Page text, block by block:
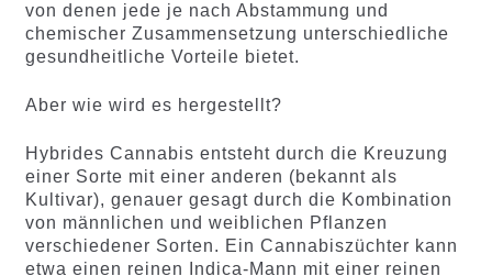
von denen jede je nach Abstammung und
chemischer Zusammensetzung unterschiedliche
gesundheitliche Vorteile bietet.
Aber wie wird es hergestellt?
Hybrides Cannabis entsteht durch die Kreuzung
einer Sorte mit einer anderen (bekannt als
Kultivar), genauer gesagt durch die Kombination
von männlichen und weiblichen Pflanzen
verschiedener Sorten. Ein Cannabiszüchter kann
etwa einen reinen Indica-Mann mit einer reinen